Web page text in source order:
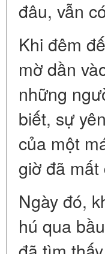
đâu, vẫn
Khi đêm
mờ dần
những
biết, sự
của một
giờ đã
Ngày đó,
hú qua